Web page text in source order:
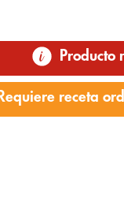
Producto
Requiere receta